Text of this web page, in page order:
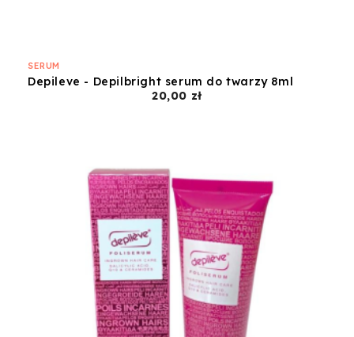
SERUM
Depileve - Depilbright serum do twarzy 8ml
20,00 złCena